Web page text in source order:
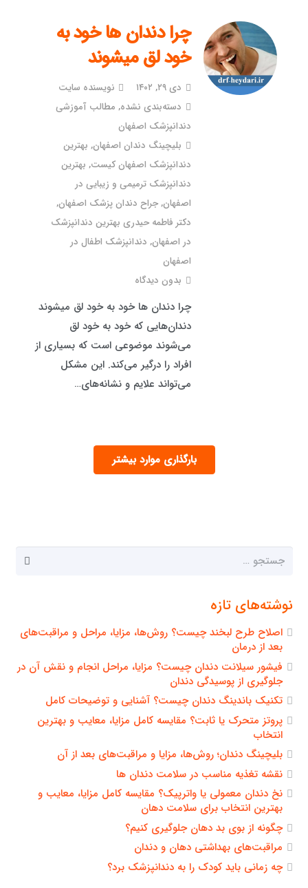
چرا دندان ها خود به
خود لق میشوند
دی ۲۹, ۱۴۰۲
نویسنده سایت
دسته‌بندی نشده, مطالب آموزشی
دندانپزشک اصفهان
بلیچینگ دندان اصفهان, بهترین
دندانپزشک اصفهان کیست, بهترین
دندانپزشک ترمیمی و زیبایی در
اصفهان,جراح دندان پزشک اصفهان,
دکتر فاطمه حیدری بهترین دندانپزشک
در اصفهان, دندانپزشک اطفال در
اصفهان
بدون دیدگاه
چرا دندان ها خود به خود لق میشوند
دندان‌هایی که خود به خود لق
می‌شوند موضوعی است که بسیاری از
افراد را درگیر می‌کند. این مشکل
می‌تواند علایم و نشانه‌های…
بارگذاری موارد بیشتر
جستجو
نوشته‌های تازه
اصلاح طرح لبخند چیست؟ روش‌ها، مزایا، مراحل و مراقبت‌های
بعد از درمان
فیشور سیلانت دندان چیست؟ مزایا، مراحل انجام و نقش آن در
جلوگیری از پوسیدگی دندان
تکنیک باندینگ دندان چیست؟ آشنایی و توضیحات کامل
پروتز متحرک یا ثابت؟ مقایسه کامل مزایا، معایب و بهترین
انتخاب
بلیچینگ دندان؛ روش‌ها، مزایا و مراقبت‌های بعد از آن
نقشه تغذیه مناسب در سلامت دندان ها
نخ دندان معمولی یا واترپیک؟ مقایسه کامل مزایا، معایب و
بهترین انتخاب برای سلامت دهان
چگونه از بوی بد دهان جلوگیری کنیم؟
مراقبت‌های بهداشتی دهان و دندان
چه زمانی باید کودک را به دندانپزشک برد؟